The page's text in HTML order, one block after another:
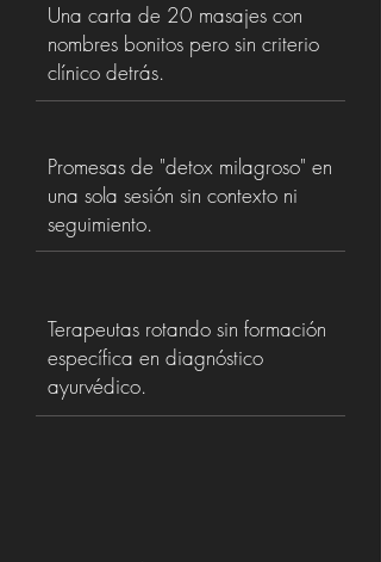
Una carta de 20 masajes con
nombres bonitos pero sin criterio
clínico detrás.
Promesas de "detox milagroso" en
una sola sesión sin contexto ni
seguimiento.
Terapeutas rotando sin formación
específica en diagnóstico
ayurvédico.